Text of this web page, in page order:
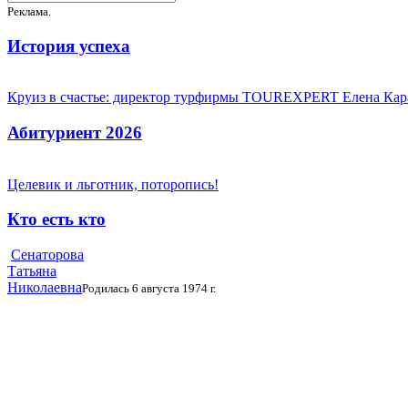
Реклама.
История успеха
Круиз в счастье: директор турфирмы TOUREXPERT Елена
Абитуриент 2026
Целевик и льготник, поторопись!
Кто есть кто
Сенаторова
Татьяна
НиколаевнаРодилась 6 августа 1974 г.